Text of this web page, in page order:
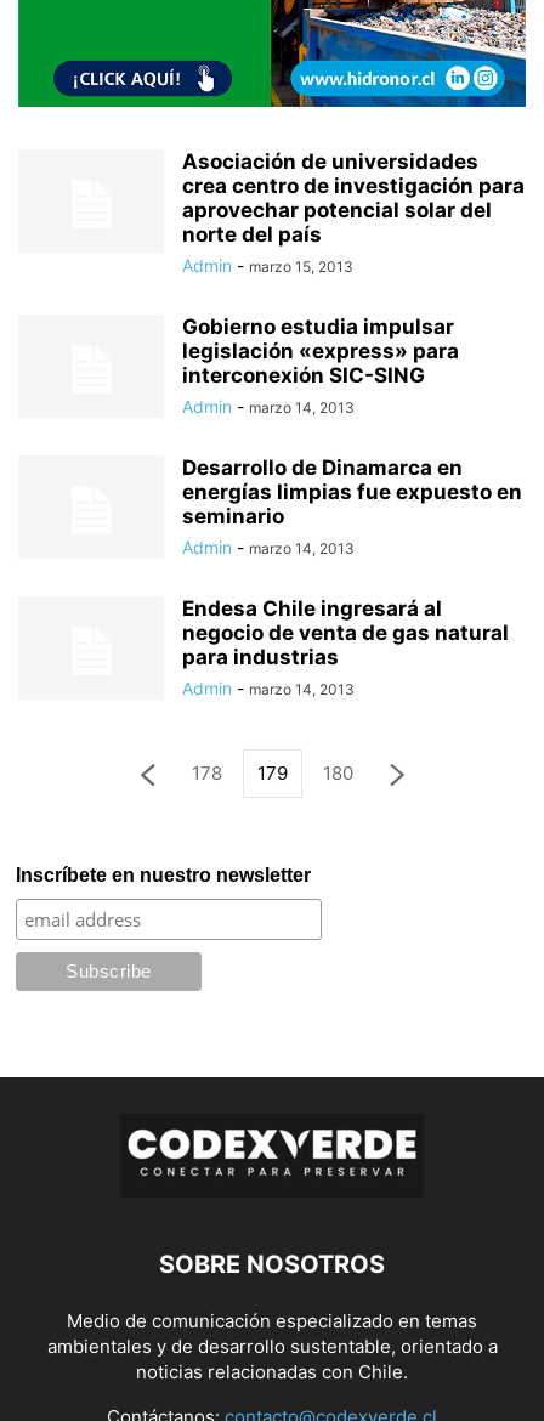
Asociación de universidades
crea centro de investigación para
aprovechar potencial solar del
norte del país
Admin - marzo 15, 2013
Gobierno estudia impulsar
legislación «express» para
interconexión SIC-SING
Admin - marzo 14, 2013
Desarrollo de Dinamarca en
energías limpias fue expuesto en
seminario
Admin - marzo 14, 2013
Endesa Chile ingresará al
negocio de venta de gas natural
para industrias
Admin - marzo 14, 2013
178 179 180
Inscríbete en nuestro newsletter
SOBRE NOSOTROS
Medio de comunicación especializado en temas
ambientales y de desarrollo sustentable, orientado a
noticias relacionadas con Chile.